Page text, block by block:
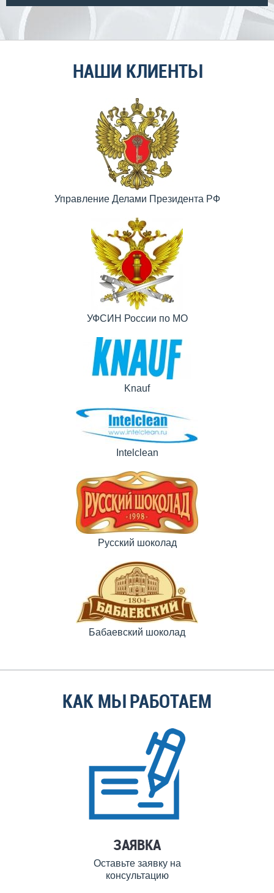
НАШИ КЛИЕНТЫ
Управление Делами Президента РФ
УФСИН России по МО
Knauf
Intelclean
Русский шоколад
Бабаевский шоколад
КАК МЫ РАБОТАЕМ
ЗАЯВКА
Оставьте заявку на
консультацию